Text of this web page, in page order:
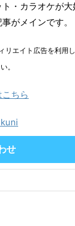
・カラオケが大
がメインです。
リエイト広告を利用
。
ちら
せ